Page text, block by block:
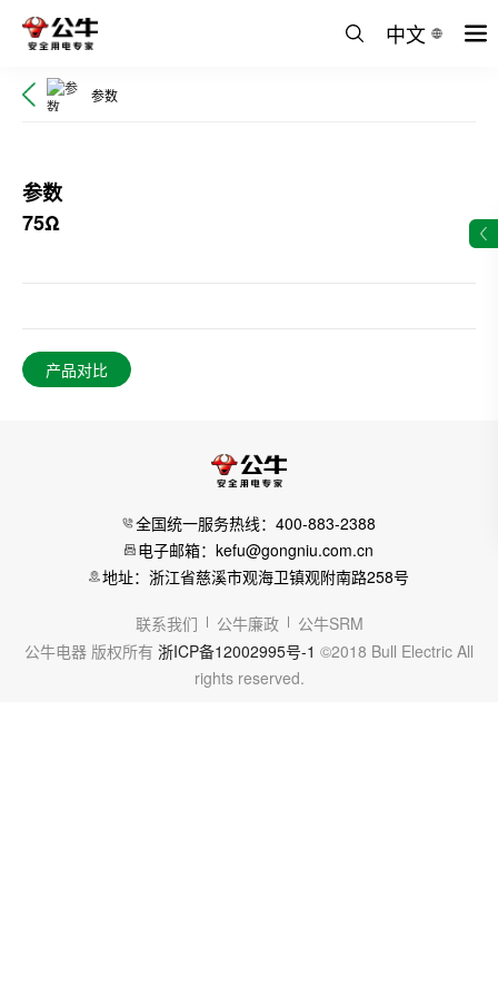
中文
参数
参数
75Ω
产品对比
全国统一服务热线：400-883-2388
电子邮箱：kefu@gongniu.com.cn
地址：浙江省慈溪市观海卫镇观附南路258号
联系我们 公牛廉政
公牛SRM
公牛电器 版权所有 浙ICP备12002995号-1 ©2018 Bull Electric All
rights reserved.